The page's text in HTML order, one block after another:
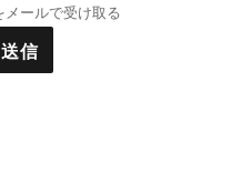
メールで受け取る